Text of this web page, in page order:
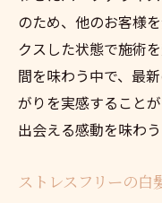
のため、他のお客様
クスした状態で施術
間を味わう中で、最
がりを実感すること
出会える感動を味わう
ストレスフリーの白